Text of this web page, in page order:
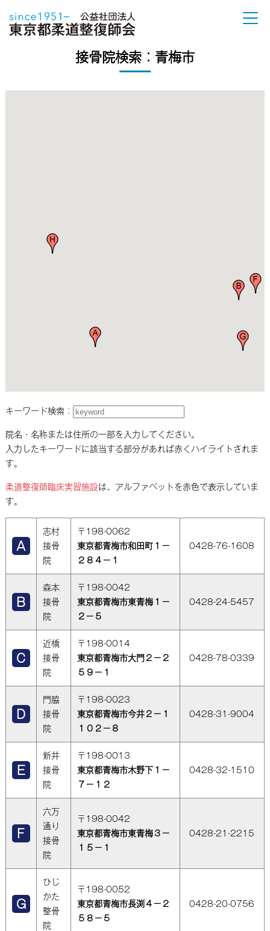
接骨院検索：青梅市
キーワード検索：
院名・名称または住所の一部を入力してください。
入力したキーワードに該当する部分があれば赤くハイライトされま
す。
柔道整復師臨床実習施設は、アルファベットを赤色で表示していま
す。
志村
接骨
院
〒198-0062
東京都青梅市和田町１－
２８４－１
0428-76-1608
森本
接骨
院
〒198-0042
東京都青梅市東青梅１－
２－５
0428-24-5457
近橋
接骨
院
〒198-0014
東京都青梅市大門２－２
５９－１
0428-78-0339
門脇
接骨
院
〒198-0023
東京都青梅市今井２－１
１０２－８
0428-31-9004
新井
接骨
院
〒198-0013
東京都青梅市木野下１－
７－１２
0428-32-1510
六万
通り
接骨
院
〒198-0042
東京都青梅市東青梅３－
１５－１
0428-21-2215
ひじ
かた
整骨
院
〒198-0052
東京都青梅市長渕４－２
５８－５
0428-20-0756